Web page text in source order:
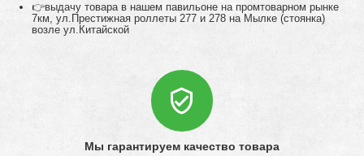
👉выдачу товара в нашем павильоне на промтоварном рынке
7км, ул.Престижная роллеты 277 и 278 на Мылке (стоянка)
возле ул.Китайской
Мы гарантируем качество товара